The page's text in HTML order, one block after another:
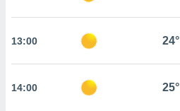
perfil
y
en
13:00 24°
14:00 25°